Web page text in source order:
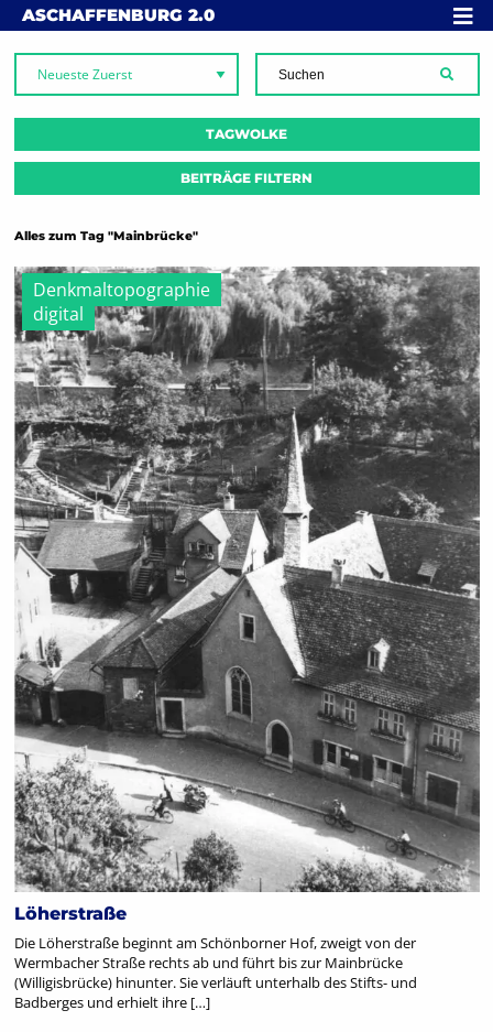
Skip to content
ASCHAFFENBURG 2.0 MENÜ
TAGWOLKE
BEITRÄGE FILTERN
Alles zum Tag "Mainbrücke"
Denkmaltopographie
digital
Löherstraße
Die Löherstraße beginnt am Schönborner Hof, zweigt von der
Wermbacher Straße rechts ab und führt bis zur Mainbrücke
(Willigisbrücke) hinunter. Sie verläuft unterhalb des Stifts- und
Badberges und erhielt ihre […]